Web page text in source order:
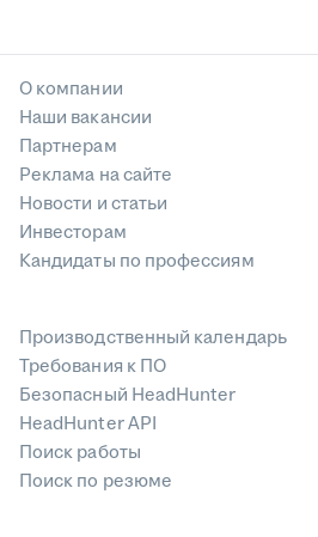
О компании
Наши вакансии
Партнерам
Реклама на сайте
Новости и статьи
Инвесторам
Кандидаты по профессиям
Производственный календарь
Требования к ПО
Безопасный HeadHunter
HeadHunter API
Поиск работы
Поиск по резюме